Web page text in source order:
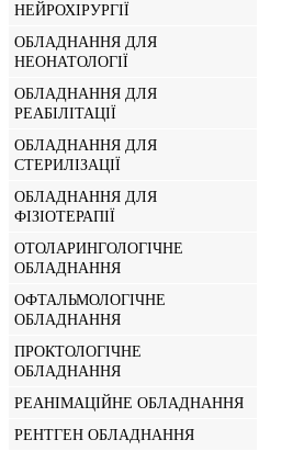
НЕЙРОХІРУРГІЇ
ОБЛАДНАННЯ ДЛЯ
НЕОНАТОЛОГІЇ
ОБЛАДНАННЯ ДЛЯ
РЕАБІЛІТАЦІЇ
ОБЛАДНАННЯ ДЛЯ
СТЕРИЛІЗАЦІЇ
ОБЛАДНАННЯ ДЛЯ
ФІЗІОТЕРАПІЇ
ОТОЛАРИНГОЛОГІЧНЕ
ОБЛАДНАННЯ
ОФТАЛЬМОЛОГІЧНЕ
ОБЛАДНАННЯ
ПРОКТОЛОГІЧНЕ
ОБЛАДНАННЯ
РЕАНІМАЦІЙНЕ ОБЛАДНАННЯ
РЕНТГЕН ОБЛАДНАННЯ